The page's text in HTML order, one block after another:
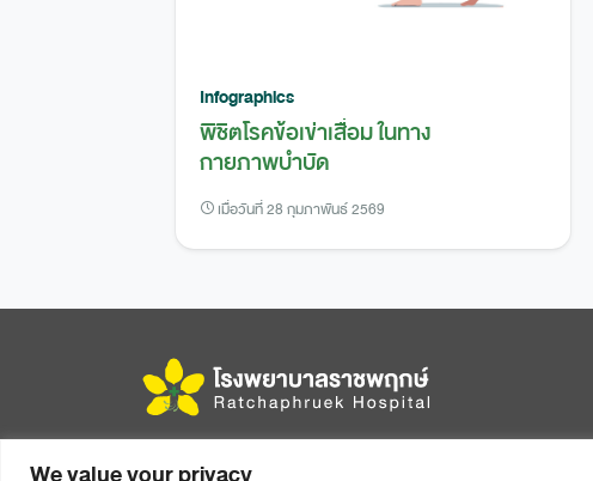
Infographics
พิชิตโรคข้อเข่าเสื่อม ในทาง
กายภาพบำบัด
เมื่อวันที่ 28 กุมภาพันธ์ 2569